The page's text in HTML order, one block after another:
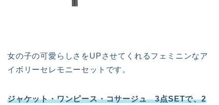
女の子の可愛らしさをUPさせてくれるフェミニンなア
イボリーセレモニーセットです。
ジャケット・ワンピース・コサージュ 3点SETで、2